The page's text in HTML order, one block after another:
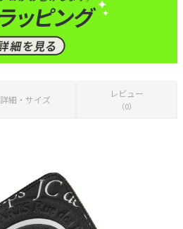
詳細・サイズ
レビュー
（0）